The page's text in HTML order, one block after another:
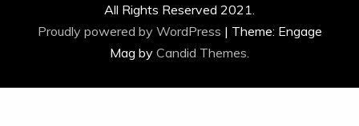
All Rights Reserved 2021.
Proudly powered by WordPress | Theme: Engage
Mag by Candid Themes